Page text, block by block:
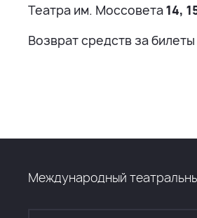
Театра им. Моссовета14,
Возврат средств за
Международный